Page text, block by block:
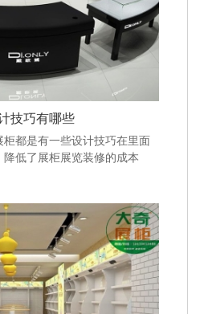
技巧有哪些
都是有一些设计技巧在里面
低了展柜展览装修的成本